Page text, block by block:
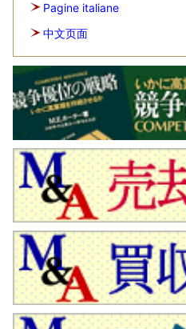
Pagine italiane
中文页面